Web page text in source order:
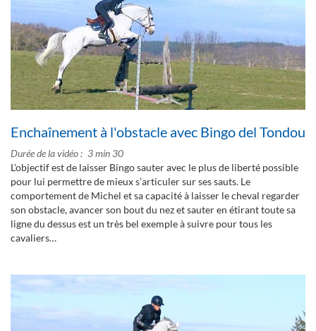
Enchaînement à l'obstacle avec Bingo del Tondou
Durée de la vidéo
3 min 30
L’objectif est de laisser Bingo sauter avec le plus de liberté possible
pour lui permettre de mieux s’articuler sur ses sauts. Le
comportement de Michel et sa capacité à laisser le cheval regarder
son obstacle, avancer son bout du nez et sauter en étirant toute sa
ligne du dessus est un très bel exemple à suivre pour tous les
cavaliers…